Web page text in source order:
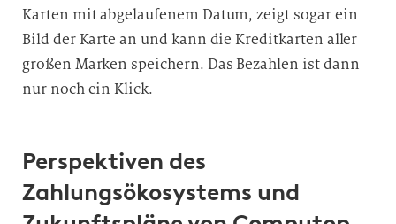
Karten mit abgelaufenem Datum, zeigt sogar ein
Bild der Karte an und kann die Kreditkarten aller
großen Marken speichern. Das Bezahlen ist dann
nur noch einKlick.
Perspektiven des
Zahlungsökosystems und